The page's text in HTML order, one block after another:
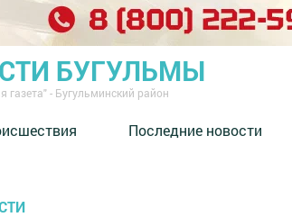
БУГУЛЬМЫ
газета" - Бугульминский район
Последние новости